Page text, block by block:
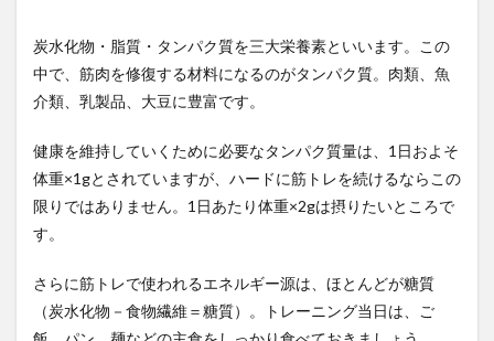
炭水化物・脂質・タンパク質を三大栄養素といいます。この
中で、筋肉を修復する材料になるのがタンパク質。肉類、魚
介類、乳製品、大豆に豊富です。
健康を維持していくために必要なタンパク質量は、1日およそ
体重×1gとされていますが、ハードに筋トレを続けるならこの
限りではありません。1日あたり体重×2gは摂りたいところで
す。
さらに筋トレで使われるエネルギー源は、ほとんどが糖質
（炭水化物－食物繊維＝糖質）。トレーニング当日は、ご